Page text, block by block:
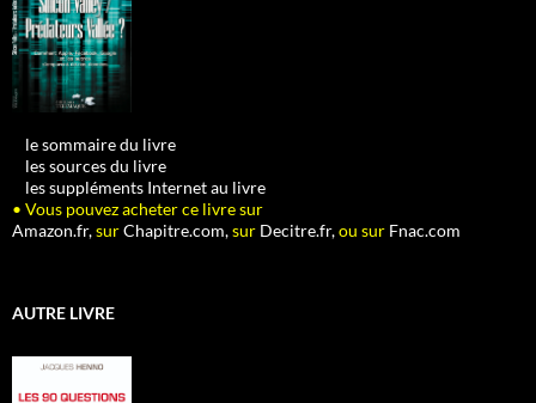
le sommaire du livre
les sources du livre
les suppléments Internet au livre
• Vous pouvez acheter ce livre sur
Amazon.fr,surChapitre.com,sur Decitre.fr,ou sur Fnac.com
AUTRE LIVRE